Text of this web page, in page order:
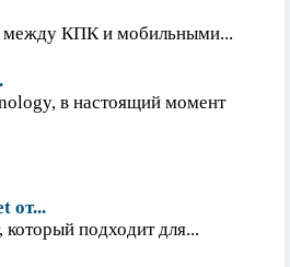
между КПК и мобильными...
в настоящий момент
от...
подходит для...